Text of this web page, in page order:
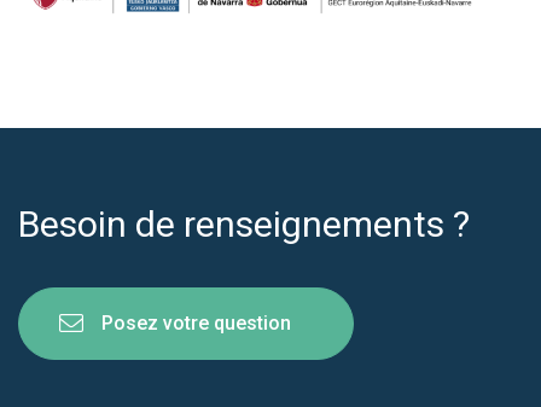
Besoin de renseignements ?
Posez votre question